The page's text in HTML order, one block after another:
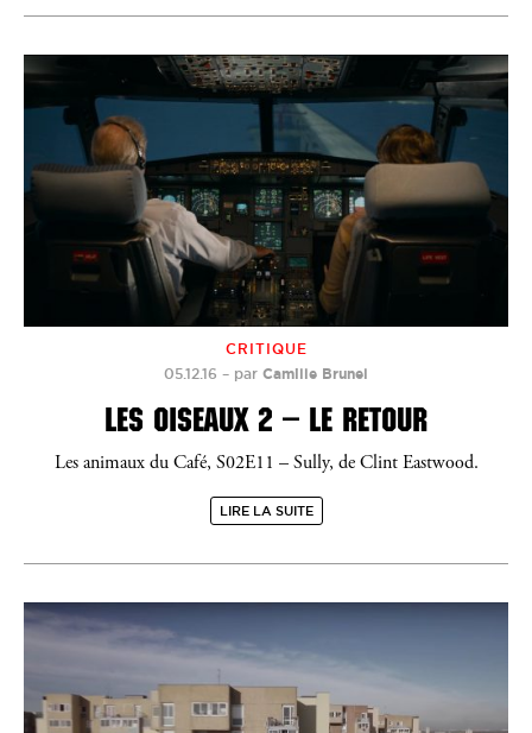
CRITIQUE
05.12.16 – par Camille Brunel
LES OISEAUX 2 – LE RETOUR
Les animaux du Café, S02E11 – Sully, de Clint Eastwood.
LIRE LA SUITE